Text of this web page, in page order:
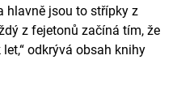
hlavně jsou to střípky z
z fejetonů začíná tím, že
odkrývá obsah knihy